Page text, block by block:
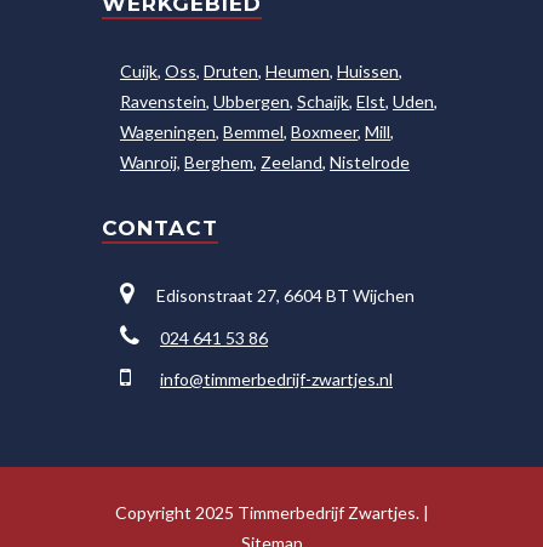
Cuijk, Oss, Druten, Heumen, Huissen,
Ravenstein, Ubbergen, Schaijk, Elst, Uden,
Wageningen, Bemmel, Boxmeer, Mill,
Wanroij, Berghem, Zeeland, Nistelrode
CONTACT
Edisonstraat 27, 6604 BT Wijchen
024 641 53 86
info@timmerbedrijf-zwartjes.nl
Copyright 2025 Timmerbedrijf Zwartjes. |